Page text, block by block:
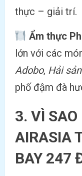
thực – giải trí.
Ẩm thực
lớn với các
Adobo, Hải
phố đậm đà
3. VÌ
AIRASIA
BAY 247